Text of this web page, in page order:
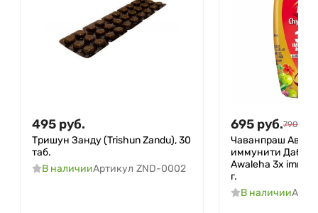
495 руб.
Тришун Занду (Trishun Zandu), 30
таб.
В наличииАртикул ZND-0002
695 руб.790
Чаванпраш
иммунити Дабур
Awaleha 3х
г.
В наличии